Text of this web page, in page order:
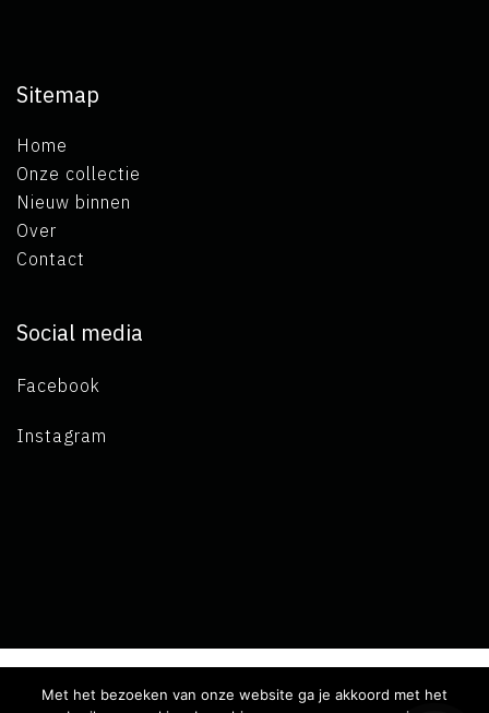
Sitemap
Home
Onze collectie
Nieuw binnen
Over
Contact
Social media
Facebook
Instagram
Copyright 2019 L.A. de Visser -Algemene voorwaarden-
Met het bezoeken van onze website ga je akkoord met het